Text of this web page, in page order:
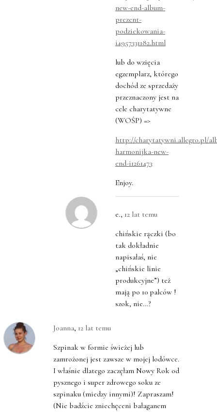
new-end-album-
prezent-
podziekowania-
i4957331182.html
lub do wzięcia
egzemplarz, którego
dochód ze sprzedaży
przeznaczony jest na
cele charytatywne
(WOŚP) =>
http://charytatywni.allegro.pl/
harmonijka-new-
end-i1261473
Enjoy.
e., 12 lat temu
chińskie rączki (bo
tak dokładnie
napisałaś, nie
„chińskie linie
produkcyjne”) też
mają po 10 palców !
szok, nie…?
Joanna, 12 lat temu
Szpinak w formie świeżej lub
zamrożonej jest zawsze w mojej lodówce.
I właśnie dlatego zaczęłam Nowy Rok od
pysznego i super zdrowego soku ze
szpinaku (miedzy innymi)! Zapraszam!
(Nie badźcie zniechęceni bałaganem